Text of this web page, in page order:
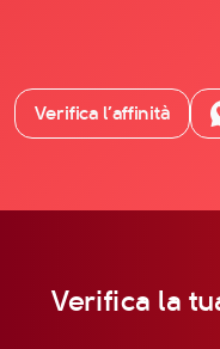
Verifica l’affinità
Verifica la